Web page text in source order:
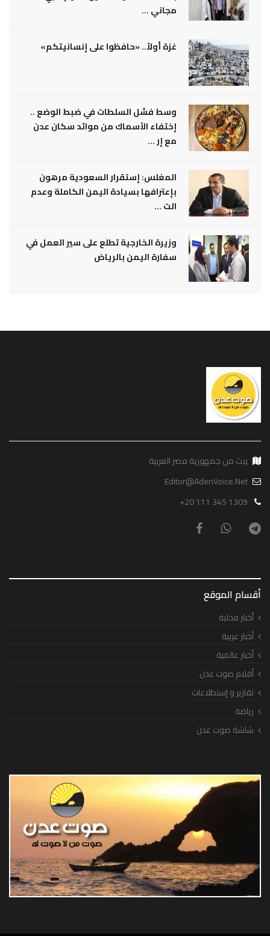
مجاني ...
غزة أولاً.. «حافظوا على إنسانيتكم»
وسط فشل السلطات في ضبط الوضع ..
إختفاء الأسماك من موائد سكان عدن
مع إر ...
المغلس: إستقرار السعودية مرهون
بإعترافها بسيادة اليمن الكاملة وعدم
الت ...
وزيرة الخارجية تطلع على سير العمل في
سفارة اليمن بالرياض
يبث من جمهورية مصر العربية
Editor@AdenVoice.Net
+20 111 345 1309
أقسام الموقع
أخبار محلية
أخبار عربية
أخبار عالمية
أقلام صوت عدن
تقارير و إستطلاعات
رياضة
شاشة صوت عدن